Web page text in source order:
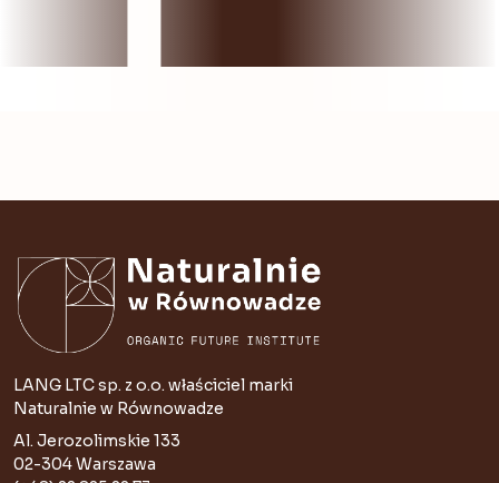
LANG LTC sp. z o.o. właściciel marki
Naturalnie w Równowadze
Al. Jerozolimskie 133
02-304 Warszawa